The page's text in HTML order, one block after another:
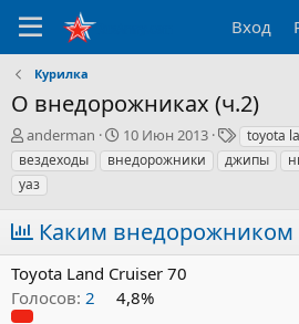
Вход
Курилка
О внедорожниках (ч.2)
А
в
т
о
р
т
е
м
ы
anderman
Д
а
т
н
а
ч
а
л
а
10 Июн 2013
Т
е
г
toyota
вездеходы
внедорожники джипы
уаз
Каким внедорожником
Toyota Land Cruiser 70
Голосов: 2 4,8%